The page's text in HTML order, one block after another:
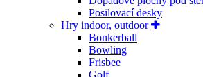
Posilovací desky
Hry indoor, outdoor
Bonkerball
Bowling
Frisbee
Golf